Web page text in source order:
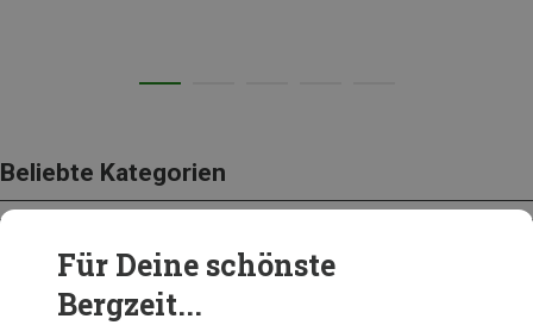
Beliebte Kategorien
BEKLEIDUNG
Für Deine schönste
Bergzeit...